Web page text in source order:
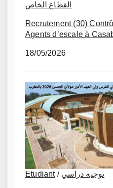
القطاع الخاص
Recrutement (30)
Agents d’escale à
18/05/2026
Etudiant/ توجيه دراسي